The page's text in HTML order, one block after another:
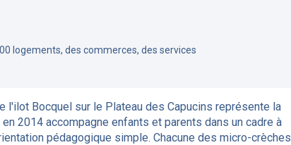
logements, des commerces, des services
l'ilot Bocquel sur le Plateau des Capucins représente la
2014 accompagne enfants et parents dans un cadre à
pédagogique simple. Chacune des micro-crèches